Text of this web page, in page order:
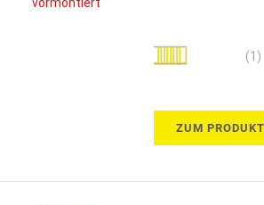
Bewertung: (1)
ZUM PRODUKT